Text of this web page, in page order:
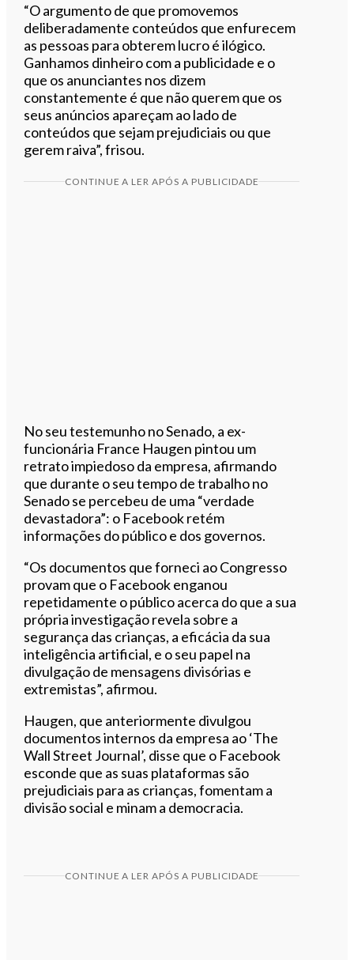
“O argumento de que promovemos
deliberadamente conteúdos que enfurecem
as pessoas para obterem lucro é ilógico.
Ganhamos dinheiro com a publicidade e o
que os anunciantes nos dizem
constantemente é que não querem que os
seus anúncios apareçam ao lado de
conteúdos que sejam prejudiciais ou que
gerem raiva”, frisou.
CONTINUE A LER APÓS A PUBLICIDADE
No seu testemunho no Senado, a ex-
funcionária France Haugen pintou um
retrato impiedoso da empresa, afirmando
que durante o seu tempo de trabalho no
Senado se percebeu de uma “verdade
devastadora”: o Facebook retém
informações do público e dos governos.
“Os documentos que forneci ao Congresso
provam que o Facebook enganou
repetidamente o público acerca do que a sua
própria investigação revela sobre a
segurança das crianças, a eficácia da sua
inteligência artificial, e o seu papel na
divulgação de mensagens divisórias e
extremistas”, afirmou.
Haugen, que anteriormente divulgou
documentos internos da empresa ao ‘The
Wall Street Journal’, disse que o Facebook
esconde que as suas plataformas são
prejudiciais para as crianças, fomentam a
divisão social e minam a democracia.
CONTINUE A LER APÓS A PUBLICIDADE